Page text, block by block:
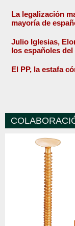
La legalización
mayoría de
Julio Iglesias,
los españoles
El PP, la estafa